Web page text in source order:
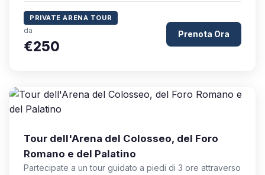
PRIVATE ARENA TOUR
da
€250
Prenota Ora
Tour dell'Arena del Colosseo, del Foro
Romano e del Palatino
Partecipate a un tour guidato a piedi di 3 ore attraverso